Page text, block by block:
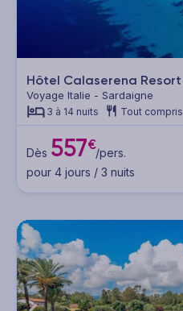
Hôtel Calaserena Resort
Voyage Italie - Sardaigne
3 à 14 nuits Tout compris
Dès 557€/pers.
pour 4 jours / 3 nuits